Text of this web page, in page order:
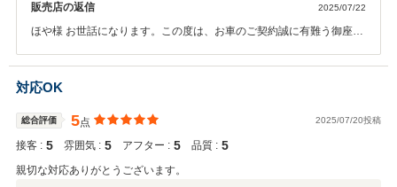
販売店の返信 2025/07/22
ほや様 お世話になります。この度は、お車のご契約誠に有難う御座い
ずは、ご納車まで宜しくお願い致します。 今後とも宜しくお願い致し
ます。
対応OK
総合評価 5点 2025/07/20投稿
接客 : 5 雰囲気 : 5 アフター : 5 品質 : 5
親切な対応ありがとうございます。